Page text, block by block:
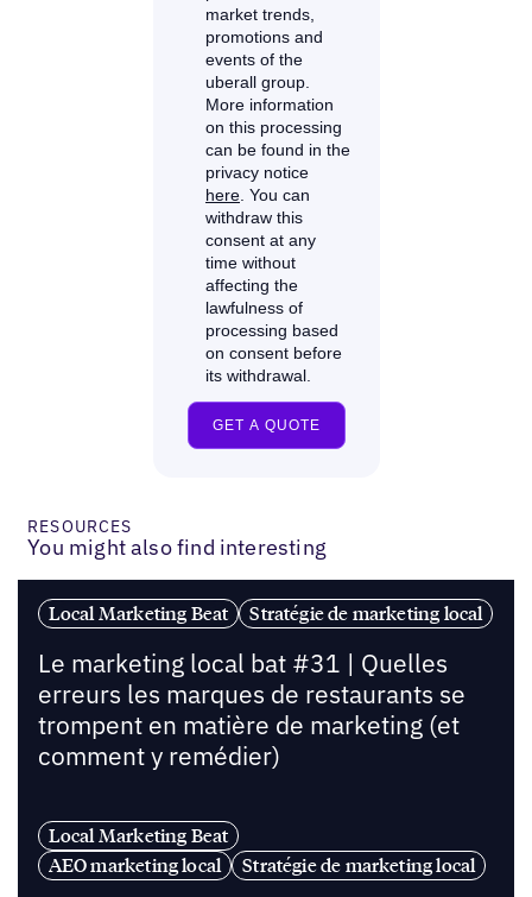
RESOURCES
You might also find interesting
Local Marketing Beat Stratégie de marketing local
Le marketing local bat #31 | Quelles
erreurs les marques de restaurants se
trompent en matière de marketing (et
comment y remédier)
Local Marketing Beat
AEO marketing local
Stratégie de marketing local